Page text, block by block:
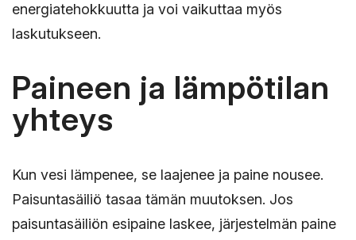
energiatehokkuutta ja voi vaikuttaa myös
laskutukseen.
Paineen ja lämpötilan
yhteys
Kun vesi lämpenee, se laajenee ja paine nousee.
Paisuntasäiliö tasaa tämän muutoksen. Jos
paisuntasäiliön esipaine laskee, järjestelmän paine